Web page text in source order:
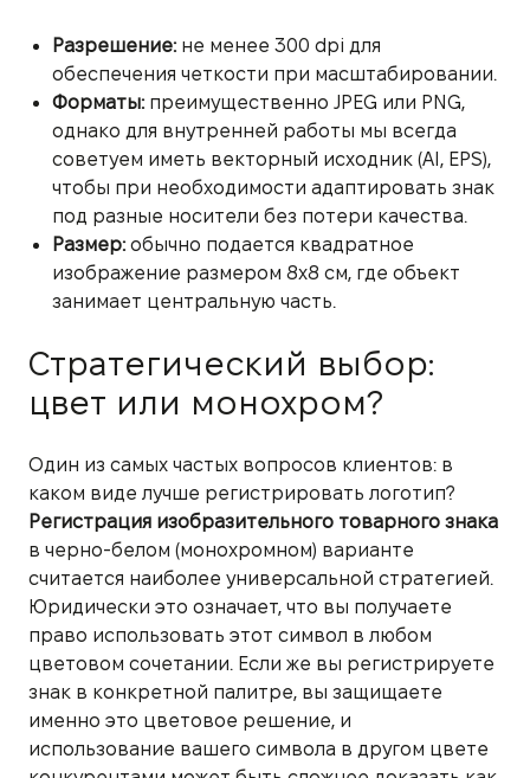
Разрешение:не менее 300 dpi для
обеспечения четкости при масштабировании.
Форматы:преимущественно JPEG или PNG,
однако для внутренней работы мы всегда
советуем иметь векторный исходник (AI, EPS),
чтобы при необходимости адаптировать знак
под разные носители без потери качества.
Размер:обычно подается квадратное
изображение размером 8х8 см, где объект
занимает центральную часть.
Стратегический выбор:
цвет или монохром?
Один из самых частых вопросов клиентов: в
каком виде лучше регистрировать логотип?
Регистрация изобразительного товарного знака
в черно-белом (монохромном) варианте
считается наиболее универсальной стратегией.
Юридически это означает, что вы получаете
право использовать этот символ в любом
цветовом сочетании. Если же вы регистрируете
знак в конкретной палитре, вы защищаете
именно это цветовое решение, и
использование вашего символа в другом цвете